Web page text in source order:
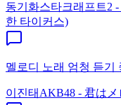
동기화스타크래프트2
한 타이커스)
멜로디 노래 엄청 듣기
이진태 AKB48 - 君は